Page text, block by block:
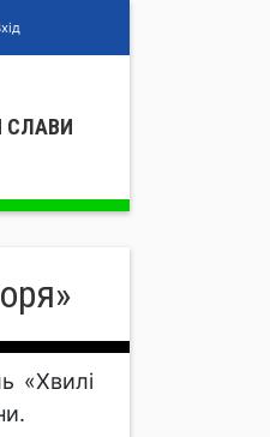
СЛАВИ
«Хвилі